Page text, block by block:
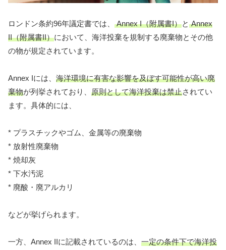
ロンドン条約96年議定書では、 Annex I（附属書I）とAnnex
II（附属書II）において、海洋投棄を規制する廃棄物とその他
の物が規定されています。
Annex Iには、 海洋環境に有害な影響を及ぼす可能性が高い廃
棄物が列挙されており、 原則として海洋投棄は禁止されてい
ます。具体的には、
* プラスチックやゴム、金属等の廃棄物
* 放射性廃棄物
* 焼却灰
* 下水汚泥
* 廃酸・廃アルカリ
などが挙げられます。
一方、Annex IIに記載されているのは、 一定の条件下で海洋投